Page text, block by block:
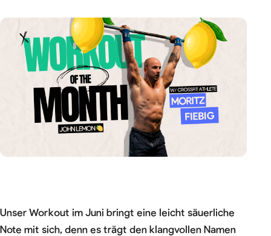
Unser Workout im Juni bringt eine leicht säuerliche
Note mit sich, denn es trägt den klangvollen Namen